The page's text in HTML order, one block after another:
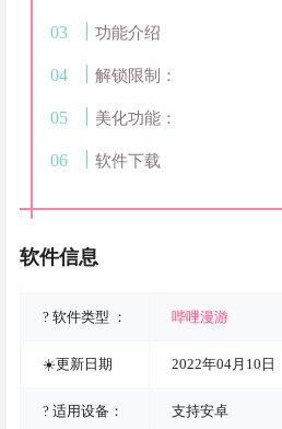
功能介绍
解锁限制：
美化功能：
软件下载
软件信息
? 软件类型 ： 哔哩漫游
☀️更新日期 2022年04月10日
? 适用设备： 支持安卓